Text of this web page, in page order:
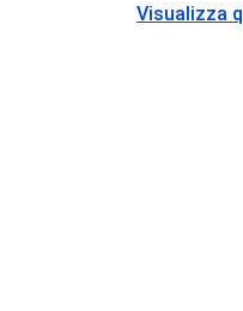
Visualizza